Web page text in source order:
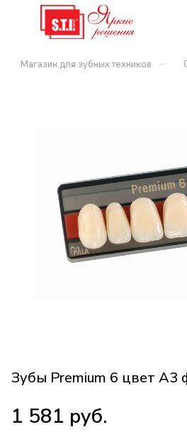
Магазин для зубных техников –
Зубы Premium 6 цвет A3
1 581 руб.